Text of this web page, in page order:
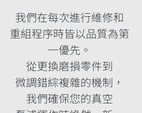
我們在每次進行維修和
重組程序時皆以品質為第
一優先。
從更換磨損零件到
微調錯綜複雜的機制，
我們確保您的真空